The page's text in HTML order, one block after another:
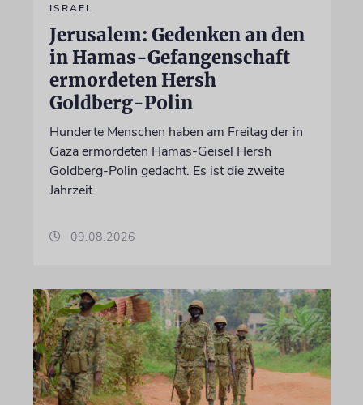
ISRAEL
Jerusalem: Gedenken an den
in Hamas-Gefangenschaft
ermordeten Hersh
Goldberg-Polin
Hunderte Menschen haben am Freitag der in
Gaza ermordeten Hamas-Geisel Hersh
Goldberg-Polin gedacht. Es ist die zweite
Jahrzeit
09.08.2026